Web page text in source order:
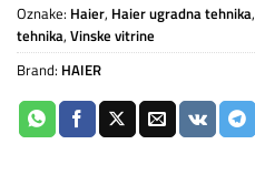
Oznake: Haier, Haier ugradna tehnika,
tehnika, Vinske vitrine
Brand: HAIER